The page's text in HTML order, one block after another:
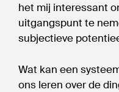
het mij interessant
uitgangspunt te
subjectieve
Wat kan een
ons leren over de